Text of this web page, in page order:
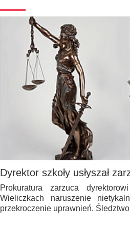
Dyrektor szkoły usłyszał
Prokuratura zarzuca
Wieliczkach naruszenie
przekroczenie uprawnień.